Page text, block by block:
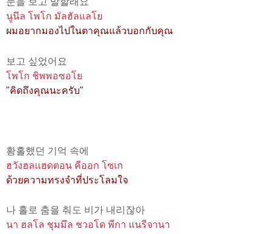
นูนึล โพโก มัลฮัลแลโย
ผมอยากมองไปในตาคุณแล้วบอกกับคุณ
보고 싶었어요
โพโก ชิพพอซอโย
"คิดถึงคุณนะครับ"
황홀했던 기억 속에
ฮวังฮลแฮดตอน คีออก โซเก
ด้วยความทรงจำที่ประโลมใจ
나 홀로 춤을 춰도 비가 내리잖아
นา ฮลโล ชุมมึล ชวอโด พีกา แนรีจานา